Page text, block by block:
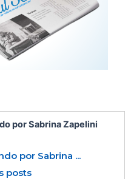
por Sabrina Zapelini
por Sabrina ...
posts